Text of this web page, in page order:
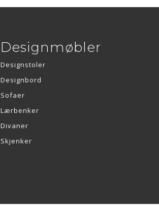
Designmøbler
Designstoler
Designbord
Sofaer
Lærbenker
Divaner
Skjenker